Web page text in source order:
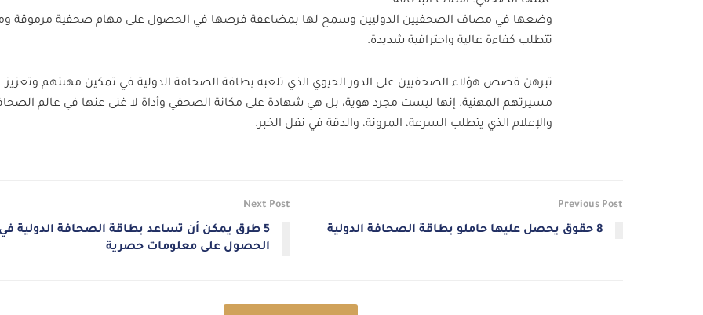
وضعها في مصاف الصحفيين الدوليين وسمح لها بمضاعفة فرصها في الحصول على مهام صحفية مرموقة
تتطلب كفاءة عالية واحترافية شديدة.
تبرهن قصص هؤلاء الصحفيين على الدور الحيوي الذي تلعبه بطاقة الصحافة الدولية في تمكين مهنتهم وتعزيز
مسيرتهم المهنية. إنها ليست مجرد هوية، بل هي شهادة على مكانة الصحفي وأداة لا غنى عنها في عالم
والإعلام الذي يتطلب السرعة، المرونة، والدقة في نقل الخبر.
Previous Post
8 حقوق يحصل عليها حاملو بطاقة الصحافة الدولية
Next Post
5 طرق يمكن أن تساعد بطاقة الصحافة الدولية في
الحصول على معلومات حصرية